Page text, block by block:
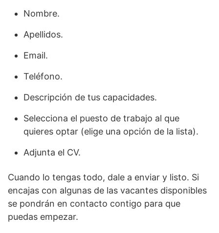
Nombre.
Apellidos.
Email.
Teléfono.
Descripción de tus capacidades.
Selecciona el puesto de trabajo al que
quieres optar (elige una opción de la lista).
Adjunta el CV.
Cuando lo tengas todo, dale a enviar y listo. Si
encajas con algunas de las vacantes disponibles
se pondrán en contacto contigo para que
puedas empezar.